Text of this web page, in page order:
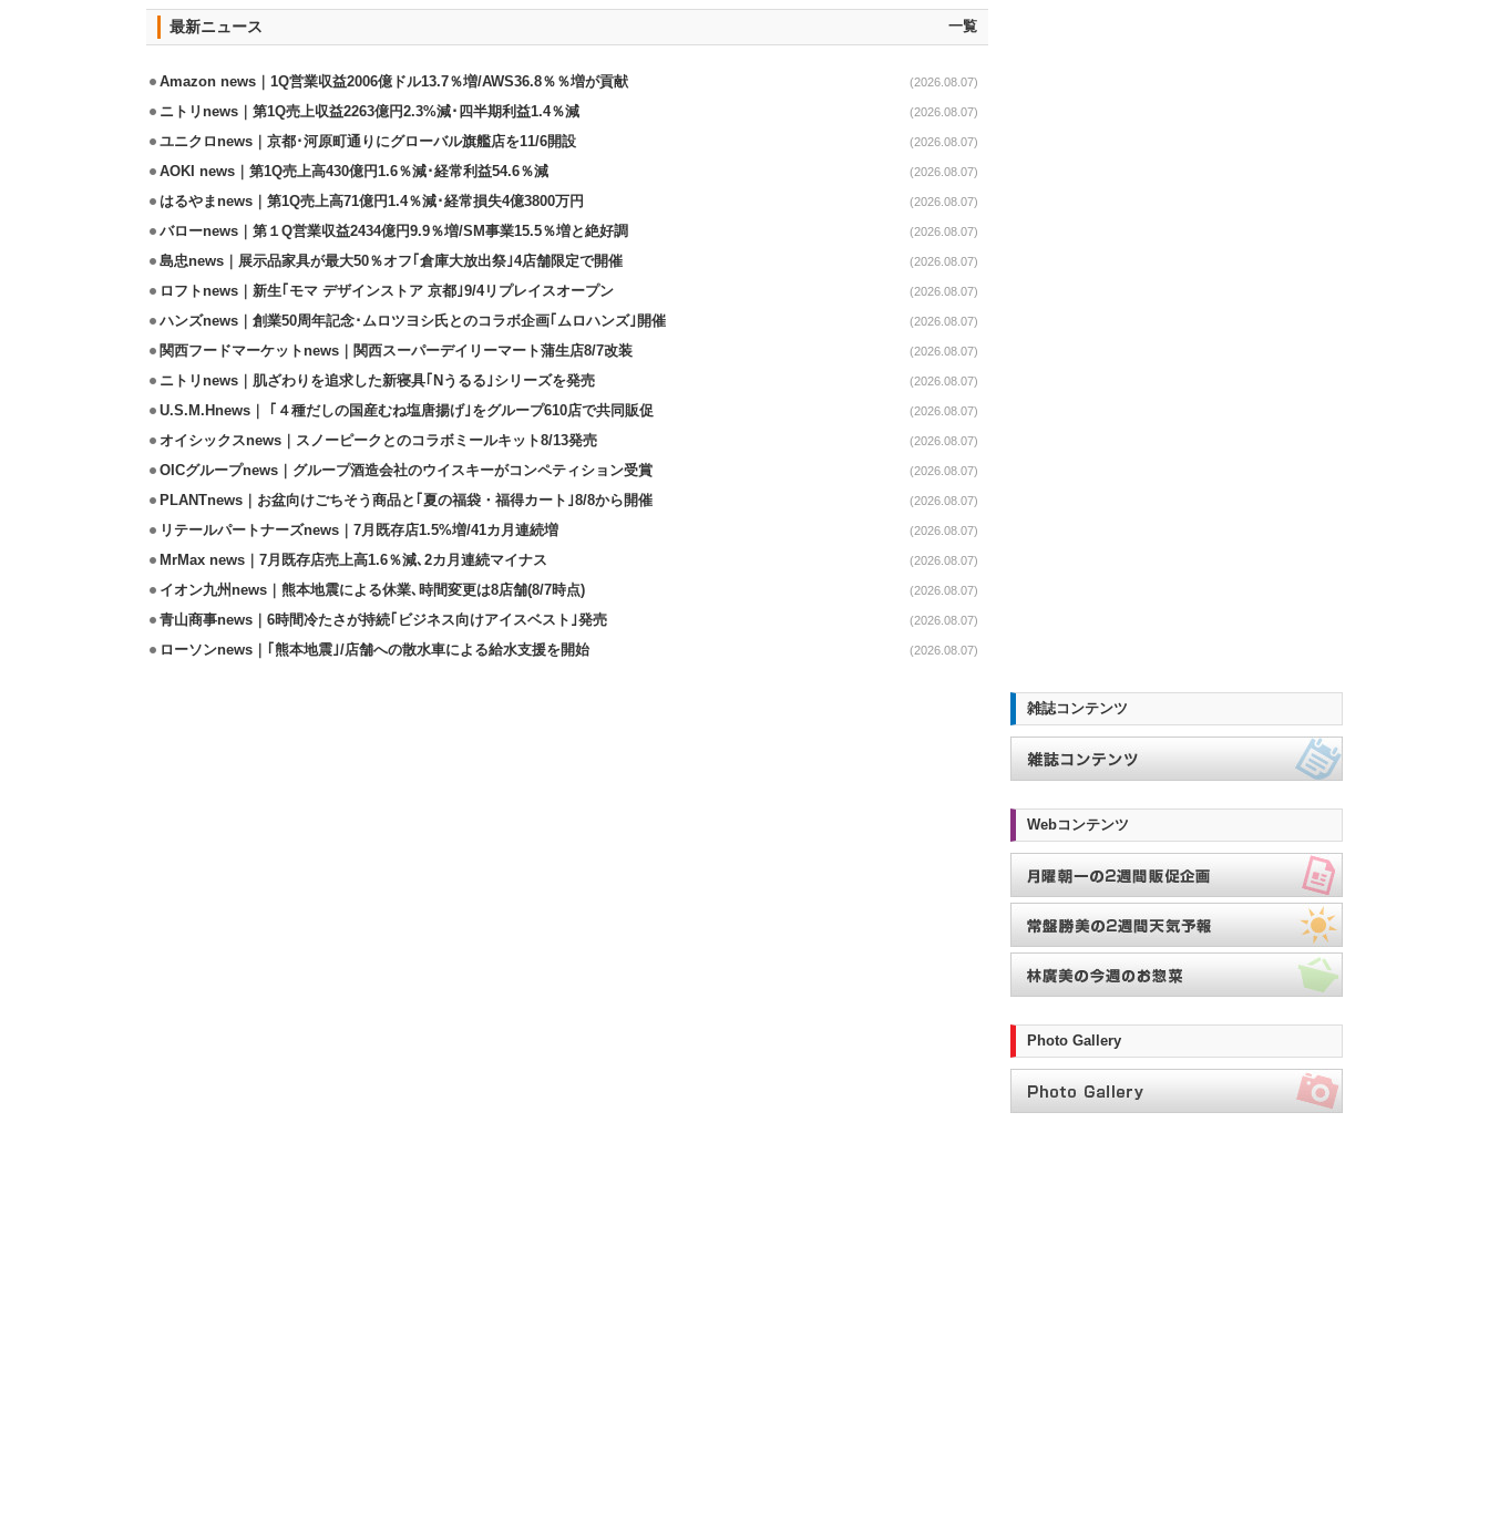
最新ニュース 一覧
Amazon news｜1Q営業収益2006億ドル13.7％増/AWS36.8％％増が貢献 (2026.08.07)
ニトリnews｜第1Q売上収益2263億円2.3%減･四半期利益1.4％減 (2026.08.07)
ユニクロnews｜京都･河原町通りにグローバル旗艦店を11/6開設 (2026.08.07)
AOKI news｜第1Q売上高430億円1.6％減･経常利益54.6％減 (2026.08.07)
はるやまnews｜第1Q売上高71億円1.4％減･経常損失4億3800万円 (2026.08.07)
バローnews｜第１Q営業収益2434億円9.9％増/SM事業15.5％増と絶好調 (2026.08.07)
島忠news｜展示品家具が最大50％オフ｢倉庫大放出祭｣4店舗限定で開催 (2026.08.07)
ロフトnews｜新生｢モマ デザインストア 京都｣9/4リプレイスオープン (2026.08.07)
ハンズnews｜創業50周年記念･ムロツヨシ氏とのコラボ企画｢ムロハンズ｣開催 (2026.08.07)
関西フードマーケットnews｜関西スーパーデイリーマート蒲生店8/7改装 (2026.08.07)
ニトリnews｜肌ざわりを追求した新寝具｢Nうるる｣シリーズを発売 (2026.08.07)
U.S.M.Hnews｜ ｢４種だしの国産むね塩唐揚げ｣をグループ610店で共同販促 (2026.08.07)
オイシックスnews｜スノーピークとのコラボミールキット8/13発売 (2026.08.07)
OICグループnews｜グループ酒造会社のウイスキーがコンペティション受賞 (2026.08.07)
PLANTnews｜お盆向けごちそう商品と｢夏の福袋・福得カート｣8/8から開催 (2026.08.07)
リテールパートナーズnews｜7月既存店1.5%増/41カ月連続増 (2026.08.07)
MrMax news｜7月既存店売上高1.6％減､2カ月連続マイナス (2026.08.07)
イオン九州news｜熊本地震による休業､時間変更は8店舗(8/7時点) (2026.08.07)
青山商事news｜6時間冷たさが持続｢ビジネス向けアイスベスト｣発売 (2026.08.07)
ローソンnews｜｢熊本地震｣/店舗への散水車による給水支援を開始 (2026.08.07)
雑誌コンテンツ
Webコンテンツ
Photo Gallery